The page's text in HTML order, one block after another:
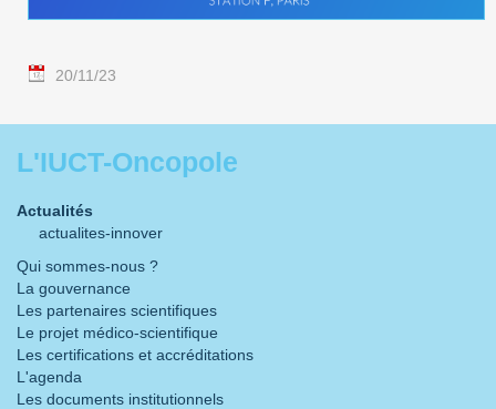
20/11/23
L'IUCT-Oncopole
Actualités
actualites-innover
Qui sommes-nous ?
La gouvernance
Les partenaires scientifiques
Le projet médico-scientifique
Les certifications et accréditations
L'agenda
Les documents institutionnels